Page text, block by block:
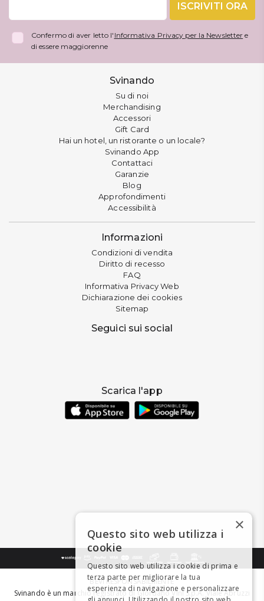
ISCRIVITI ORA
Confermo di aver letto l' Informativa Privacy per la Newsletter e
di essere maggiorenne
Svinando
Su di noi
Merchandising
Accessori
Gift Card
Hai un hotel, un ristorante o un locale?
Svinando App
Contattaci
Garanzie
Blog
Approfondimenti
Accessibilità
Informazioni
Condizioni di vendita
Diritto di recesso
FAQ
Informativa Privacy Web
Dichiarazione dei cookies
Sitemap
Seguici sui social
Scarica l'app
BEVI RESPONSABILMENTE
Svinando è un marchio registrato di Giordano Vini S.p.A. Viale Abruzzi
×
Questo sito web utilizza i
cookie
Questo sito web utilizza i cookie di prima e
terza parte per migliorare la tua
esperienza di navigazione e personalizzare